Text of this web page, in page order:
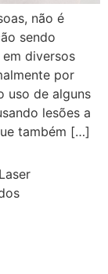
não é
sendo
diversos
por
uso de alguns
lesões a
também […]